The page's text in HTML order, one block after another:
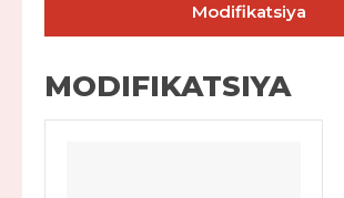
Modifikatsiya
MODIFIKATSIYA